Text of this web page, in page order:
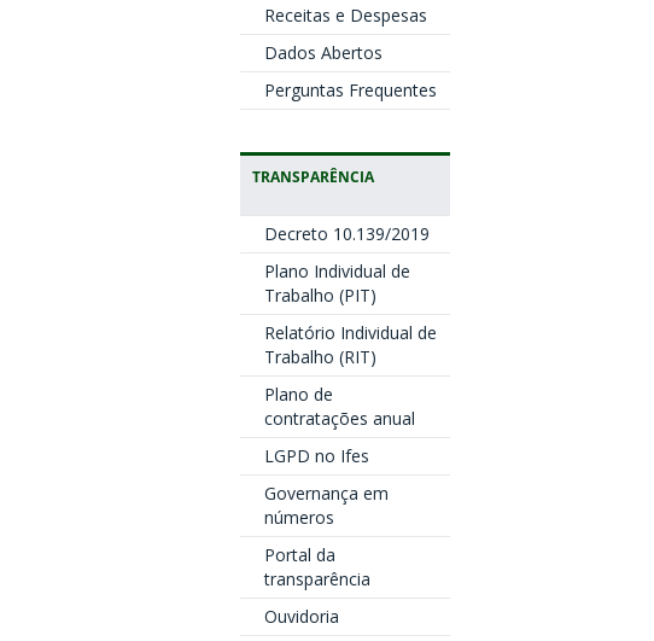
Receitas e Despesas
Dados Abertos
Perguntas Frequentes
TRANSPARÊNCIA
Decreto 10.139/2019
Plano Individual de
Trabalho (PIT)
Relatório Individual de
Trabalho (RIT)
Plano de
contratações anual
LGPD no Ifes
Governança em
números
Portal da
transparência
Ouvidoria